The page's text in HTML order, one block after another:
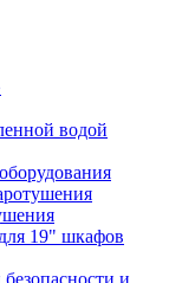
водой
19" шкафов
и